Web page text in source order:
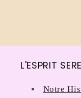
L'ESPRIT
Notre